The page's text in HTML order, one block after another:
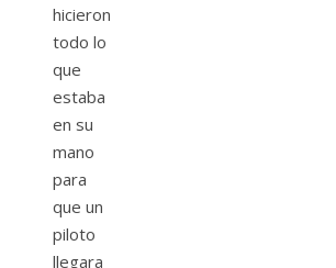
hicieron
todo lo
que
estaba
en su
mano
para
que un
piloto
llegara